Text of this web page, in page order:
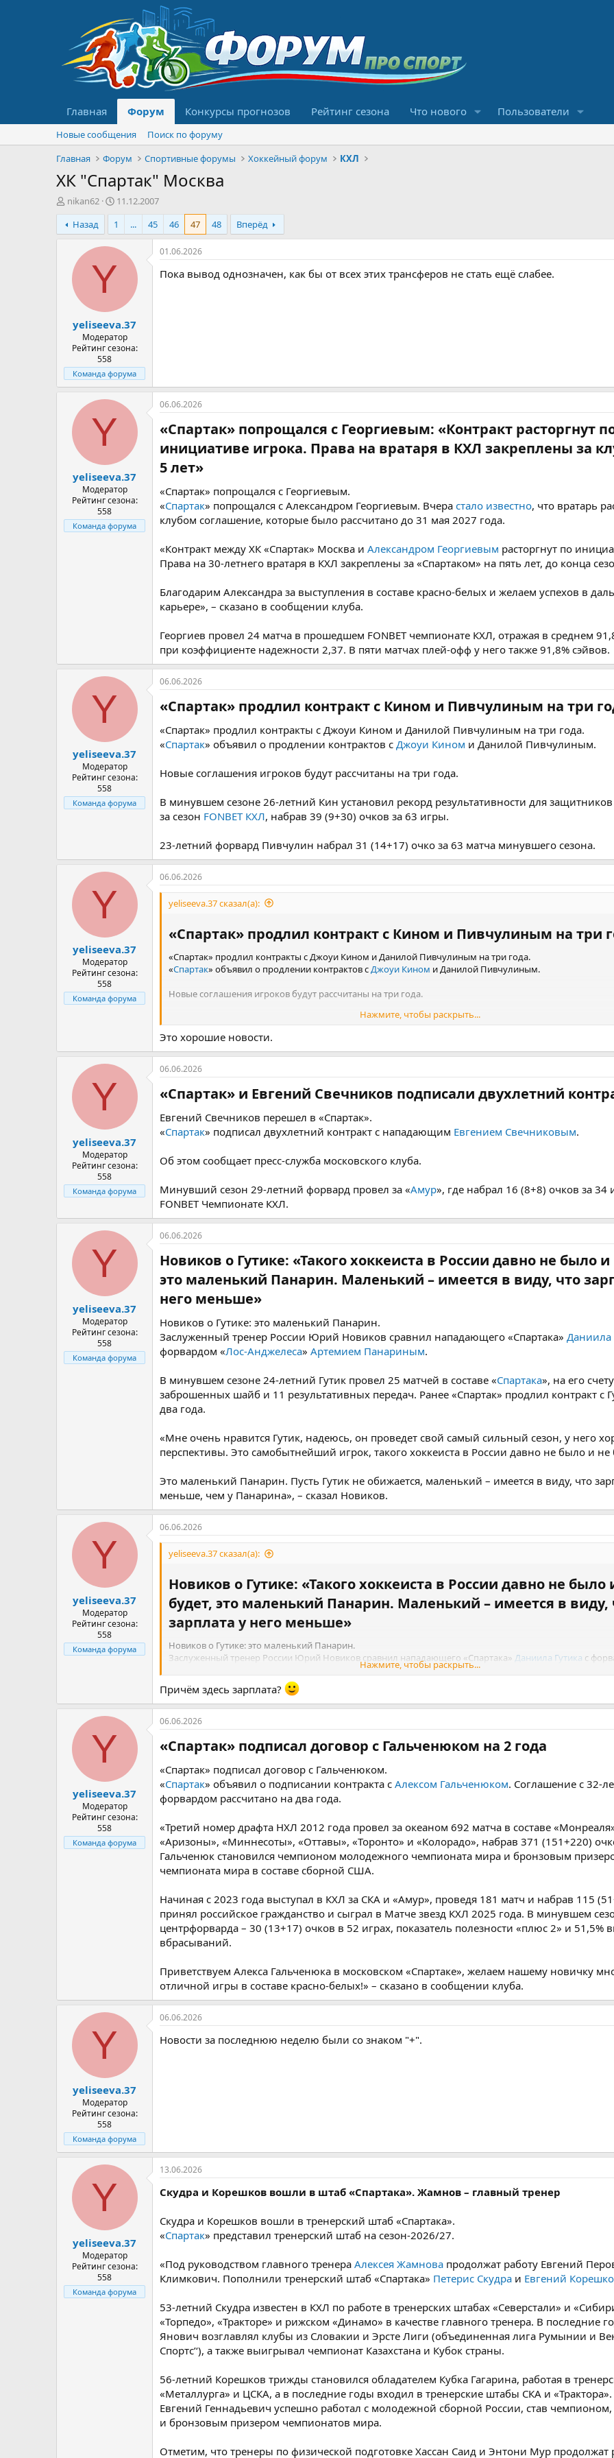
Главная Форум Конкурсы прогнозов Рейтинг сезона Что нового Пользователи
Новые сообщения
Поиск по форуму
Главная
Форум Спортивные форумы Хоккейный форум КХЛ
ХК "Спартак" Москва
А
в
т
о
м
nikan62
Д
а
т
а
н
а
11.12.2007
Назад
1 ... 45 46 47 48 Вперёд
Y
yeliseeva.37
Модератор
Рейтинг сезона:
558
Команда форума
01.06.2026
Пока вывод однозначен, как бы от всех этих трансферов не стать ещё слабее.
Y
yeliseeva.37
Модератор
Рейтинг сезона:
558
Команда форума
06.06.2026
«Спартак» попрощался с Георгиевым: «Контракт расторгнут
инициативе игрока. Права на вратаря в КХЛ закреплены за
5 лет»​
«Спартак» попрощался с Георгиевым.
«Спартак» попрощался с Александром Георгиевым. Вчера стало известно, что вратарь
клубом соглашение, которые было рассчитано до 31 мая 2027 года.
«Контракт между ХК «Спартак» Москва и Александром Георгиевым расторгнут по
Права на 30-летнего вратаря в КХЛ закреплены за «Спартаком» на пять лет, до конца
Благодарим Александра за выступления в составе красно-белых и желаем успехов в
карьере», – сказано в сообщении клуба.
Георгиев провел 24 матча в прошедшем FONBET чемпионате КХЛ, отражая в среднем
при коэффициенте надежности 2,37. В пяти матчах плей-офф у него также 91,8% сэйвов.
Y
yeliseeva.37
Модератор
Рейтинг сезона:
558
Команда форума
06.06.2026
«Спартак» продлил контракт с Кином и Пивчулиным на три
«Спартак» продлил контракты с Джоуи Кином и Данилой Пивчулиным на три года.
«Спартак» объявил о продлении контрактов с Джоуи Кином и Данилой Пивчулиным.
Новые соглашения игроков будут рассчитаны на три года.
В минувшем сезоне 26-летний Кин установил рекорд результативности для защитников
за сезон FONBET КХЛ, набрав 39 (9+30) очков за 63 игры.
23-летний форвард Пивчулин набрал 31 (14+17) очко за 63 матча минувшего сезона.
Y
yeliseeva.37
Модератор
Рейтинг сезона:
558
Команда форума
06.06.2026
yeliseeva.37 сказал(а):
«Спартак» продлил контракт с Кином и Пивчулиным на три
«Спартак» продлил контракты с Джоуи Кином и Данилой Пивчулиным на три года.
«Спартак» объявил о продлении контрактов с Джоуи Кином и Данилой Пивчулиным.
Новые соглашения игроков будут рассчитаны на три года.
В минувшем сезоне 26-летний Кин установил рекорд результативности для защитников «Спартака» за
23-летний форвард Пивчулин набрал 31 (14+17) очко за 63 матча минувшего сезона.
Нажмите, чтобы раскрыть...
Это хорошие новости.
Y
yeliseeva.37
Модератор
Рейтинг сезона:
558
Команда форума
06.06.2026
«Спартак» и Евгений Свечников подписали двухлетний
Евгений Свечников перешел в «Спартак».
«Спартак» подписал двухлетний контракт с нападающим Евгением Свечниковым.
Об этом сообщает пресс-служба московского клуба.
Минувший сезон 29-летний форвард провел за «Амур», где набрал 16 (8+8) очков за 34
FONBET Чемпионате КХЛ.
Y
yeliseeva.37
Модератор
Рейтинг сезона:
558
Команда форума
06.06.2026
Новиков о Гутике: «Такого хоккеиста в России давно не было и
это маленький Панарин. Маленький – имеется в виду, что
него меньше»​
Новиков о Гутике: это маленький Панарин.
Заслуженный тренер России Юрий Новиков сравнил нападающего «Спартака» Даниила
форвардом «Лос‑Анджелеса» Артемием Панариным.
В минувшем сезоне 24‑летний Гутик провел 25 матчей в составе «Спартака», на его
заброшенных шайб и 11 результативных передач. Ранее «Спартак» продлил контракт с
два года.
«Мне очень нравится Гутик, надеюсь, он проведет свой самый сильный сезон, у него
перспективы. Это самобытнейший игрок, такого хоккеиста в России давно не было и не
Это маленький Панарин. Пусть Гутик не обижается, маленький – имеется в виду, что
меньше, чем у Панарина», – сказал Новиков.
Y
yeliseeva.37
Модератор
Рейтинг сезона:
558
Команда форума
06.06.2026
yeliseeva.37 сказал(а):
Новиков о Гутике: «Такого хоккеиста в России давно не было
будет, это маленький Панарин. Маленький – имеется в виду,
зарплата у него меньше»​
Новиков о Гутике: это маленький Панарин.
Заслуженный тренер России Юрий Новиков сравнил нападающего «Спартака» Даниила Гутика с
В минувшем сезоне 24‑летний Гутик провел 25 матчей в составе «
11 результативных передач. Ранее «Спартак» продлил контракт с Гутиком на два года.
«Мне очень нравится Гутик, надеюсь, он проведет свой самый сильный сезон, у него хорошие
самобытнейший игрок, такого хоккеиста в России давно не было и не будет.
Это маленький Панарин. Пусть Гутик не обижается, маленький – имеется в виду, что зарплата у него
Панарина», – сказал Новиков.
Нажмите, чтобы раскрыть...
Причём здесь зарплата?
Y
yeliseeva.37
Модератор
Рейтинг сезона:
558
Команда форума
06.06.2026
«Спартак» подписал договор с Гальченюком на 2 года​
«Спартак» подписал договор с Гальченюком.
«Спартак» объявил о подписании контракта с Алексом Гальченюком. Соглашение с 32-
форвардом рассчитано на два года.
«Третий номер драфта НХЛ 2012 года провел за океаном 692 матча в составе
«Аризоны», «Миннесоты», «Оттавы», «Торонто» и «Колорадо», набрав 371 (151+220)
Гальченюк становился чемпионом молодежного чемпионата мира и бронзовым
чемпионата мира в составе сборной США.
Начиная с 2023 года выступал в КХЛ за СКА и «Амур», проведя 181 матч и набрав 115
принял российское гражданство и сыграл в Матче звезд КХЛ 2025 года. В минувшем
центрфорварда – 30 (13+17) очков в 52 играх, показатель полезности «плюс 2» и 51,5%
вбрасываний.
Приветствуем Алекса Гальченюка в московском «Спартаке», желаем нашему новичку
отличной игры в составе красно-белых!» – сказано в сообщении клуба.
Y
yeliseeva.37
Модератор
Рейтинг сезона:
558
Команда форума
06.06.2026
Новости за последнюю неделю были со знаком "+".
Y
yeliseeva.37
Модератор
Рейтинг сезона:
558
Команда форума
13.06.2026
Скудра и Корешков вошли в штаб «Спартака». Жамнов – главный тренер
Скудра и Корешков вошли в тренерский штаб «Спартака».
«Спартак» представил тренерский штаб на сезон-2026/27.
«Под руководством главного тренера Алексея Жамнова продолжат работу Евгений
Климкович. Пополнили тренерский штаб «Спартака» Петерис Скудра и Евгений
53-летний Скудра известен в КХЛ по работе в тренерских штабах «Северстали» и
«Торпедо», «Тракторе» и рижском «Динамо» в качестве главного тренера. В последние
Янович возглавлял клубы из Словакии и Эрсте Лиги (объединенная лига Румынии и
Спортс’‘), а также выигрывал чемпионат Казахстана и Кубок страны.
56-летний Корешков трижды становился обладателем Кубка Гагарина, работая в
«Металлурга» и ЦСКА, а в последние годы входил в тренерские штабы СКА и «Трактора».
Евгений Геннадьевич успешно работал с молодежной сборной России, став
и бронзовым призером чемпионатов мира.
Отметим, что тренеры по физической подготовке Хассан Саид и Энтони Мур продолжат